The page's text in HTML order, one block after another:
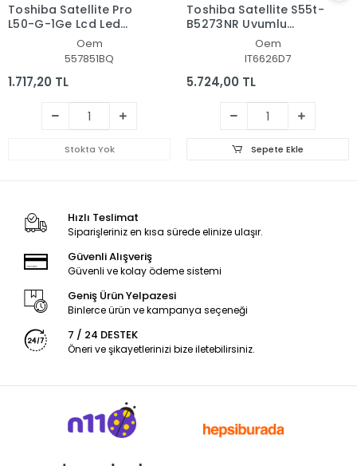
Toshiba Satellite Pro
L50-G-1Ge Lcd Led
Ekran - PanelOem
557851BQ
1.717,20 TL
Stokta Yok
Toshiba Satellite S55t-
B5273NR Uyumlu
Notebook Led Ekran
Oem
IT6626D7
5.724,00 TL
Sepete Ekle
Hızlı Teslimat
Siparişleriniz en kısa sürede elinize ulaşır.
Güvenli Alışveriş
Güvenli ve kolay ödeme sistemi
Geniş Ürün Yelpazesi
Binlerce ürün ve kampanya seçeneği
7 / 24 DESTEK
Öneri ve şikayetlerinizi bize iletebilirsiniz.